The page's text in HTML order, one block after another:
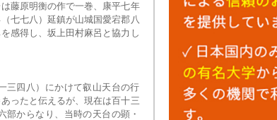
藤原明衡の作で一巻、康平七年
七七八）延鎮が山城国愛宕郡八
感得し、坂上田村麻呂と協力し
三四八）にかけて叡山天台の行
ったと伝えるが、現在は百十三
からなり、当時の天台の顕・